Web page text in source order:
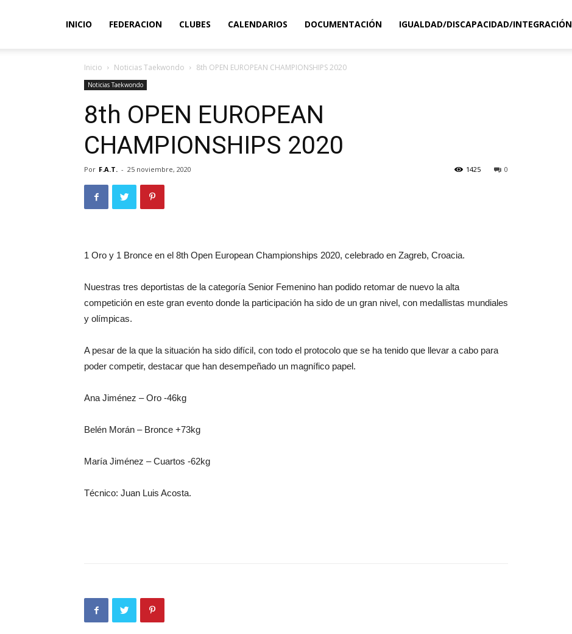
INICIO FEDERACION CLUBES CALENDARIOS DOCUMENTACIÓN IGUALDAD/DISCAPACIDAD/INTEGRACIÓN
Inicio Noticias Taekwondo 8th OPEN EUROPEAN CHAMPIONSHIPS 2020
Noticias Taekwondo
8th OPEN EUROPEAN
CHAMPIONSHIPS 2020
Por F.A.T. - 25 noviembre, 2020 0
1425
1 Oro y 1 Bronce en el 8th Open European Championships 2020, celebrado en Zagreb, Croacia.
Nuestras tres deportistas de la categoría Senior Femenino han podido retomar de nuevo la alta
competición en este gran evento donde la participación ha sido de un gran nivel, con medallistas mundiales
y olímpicas.
A pesar de la que la situación ha sido difícil, con todo el protocolo que se ha tenido que llevar a cabo para
poder competir, destacar que han desempeñado un magnífico papel.
Ana Jiménez – Oro -46kg
Belén Morán – Bronce +73kg
María Jiménez – Cuartos -62kg
Técnico: Juan Luis Acosta.